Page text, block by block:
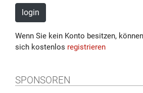
login
Wenn Sie kein Konto besitzen,
sich kostenlos registrieren
SPONSOREN